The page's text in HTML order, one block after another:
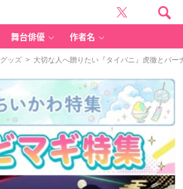
舞台俳優 作者名
グッズ > 大切な人へ贈りたい『タイバニ』虎徹とバー